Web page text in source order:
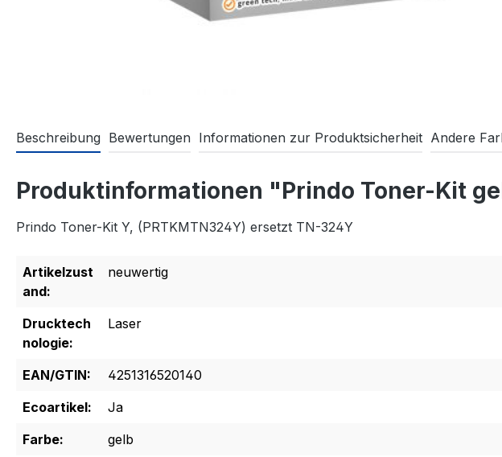
Beschreibung Bewertungen Informationen zur Produktsicherheit Andere
Produktinformationen "Prindo Toner-Kit
Prindo Toner-Kit Y, (PRTKMTN324Y) ersetzt TN-324Y
Artikelzust
and:
neuwertig
Drucktech
nologie:
Laser
EAN/GTIN:
4251316520140
Ecoartikel:
Ja
Farbe:
gelb